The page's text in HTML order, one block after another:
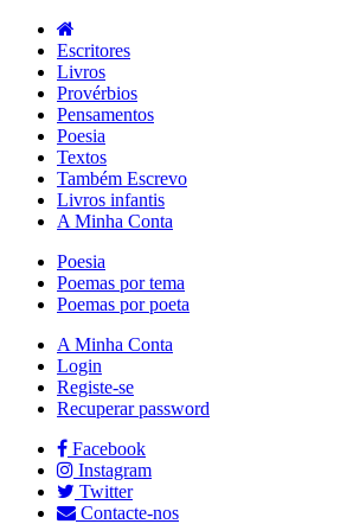
Escritores
Livros
Provérbios
Pensamentos
Poesia
Textos
Também Escrevo
Livros infantis
A Minha Conta
Poesia
Poemas por tema
Poemas por poeta
A Minha Conta
Login
Registe-se
Recuperar password
Facebook
Instagram
Twitter
Contacte-nos